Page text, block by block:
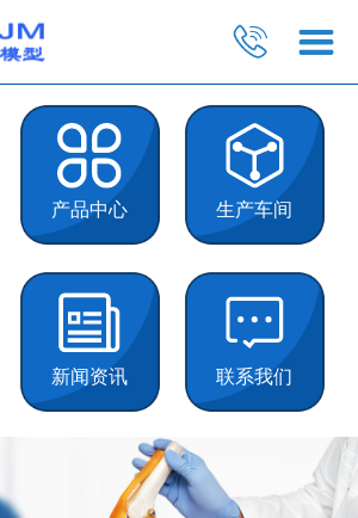
产品中心 生产车间
新闻资讯 联系我们